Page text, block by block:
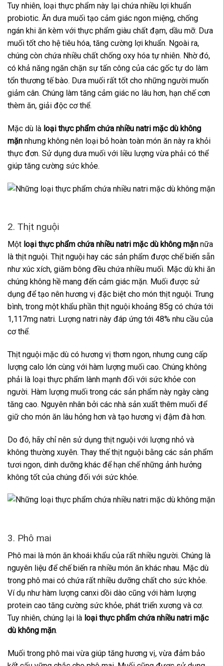
Tuy nhiên, loại thực phẩm này lại chứa nhiều lợi khuẩn
probiotic. Ăn dưa muối tạo cảm giác ngon miệng, chống
ngán khi ăn kèm với thực phẩm giàu chất đạm, dầu mỡ. Dưa
muối tốt cho hệ tiêu hóa, tăng cường lợi khuẩn. Ngoài ra,
chúng còn chứa nhiều chất chống oxy hóa tự nhiên. Nhờ đó,
có khả năng ngăn chặn sự tấn công của các gốc tự do làm
tổn thương tế bào. Dưa muối rất tốt cho những người muốn
giảm cân. Chúng làm tăng cảm giác no lâu hơn, hạn chế cơn
thèm ăn, giải độc cơ thể.
Mặc dù là loại thực phẩm chứa nhiều natri mặc dù không
mặn nhưng không nên loại bỏ hoàn toàn món ăn này ra khỏi
thực đơn. Sử dụng dưa muối với liều lượng vừa phải có thể
giúp tăng cường sức khỏe.
2. Thịt nguội
Một loại thực phẩm chứa nhiều natri mặc dù không mặn nữa
là thịt nguội. Thịt nguội hay các sản phẩm được chế biến sẵn
như xúc xích, giăm bông đều chứa nhiều muối. Mặc dù khi ăn
chúng không hề mang đến cảm giác mặn. Muối được sử
dụng để tạo nên hương vị đặc biệt cho món thịt nguội. Trung
bình, trong một khẩu phần thịt nguội khoảng 85g có chứa tới
1,117mg natri. Lượng natri này đáp ứng tới 48% nhu cầu của
cơ thể.
Thịt nguội mặc dù có hương vị thơm ngon, nhưng cung cấp
lượng calo lớn cùng với hàm lượng muối cao. Chúng không
phải là loại thực phẩm lành mạnh đối với sức khỏe con
người. Hàm lượng muối trong các sản phẩm này ngày càng
tăng cao. Nguyên nhân bởi các nhà sản xuất thêm muối để
giữ cho món ăn lâu hỏng hơn và tạo hương vị đậm đà hơn.
Do đó, hãy chỉ nên sử dụng thịt nguội với lượng nhỏ và
không thường xuyên. Thay thế thịt nguội bằng các sản phẩm
tươi ngon, dinh dưỡng khác để hạn chế những ảnh hưởng
không tốt của chúng đối với sức khỏe.
3. Phô mai
Phô mai là món ăn khoái khẩu của rất nhiều người. Chúng là
nguyên liệu để chế biến ra nhiều món ăn khác nhau. Mặc dù
trong phô mai có chứa rất nhiều dưỡng chất cho sức khỏe.
Ví dụ như hàm lượng canxi dồi dào cũng với hàm lượng
protein cao tăng cường sức khỏe, phát triển xương và cơ.
Tuy nhiên, chúng lại là loại thực phẩm chứa nhiều natri mặc
dù không mặn.
Muối trong phô mai vừa giúp tăng hương vị, vừa đảm bảo